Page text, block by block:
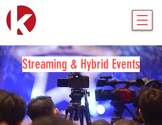
Streaming & Hybrid Events